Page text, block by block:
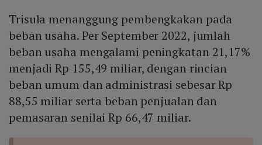
Trisula menanggung pembengkakan pada
beban usaha. Per September 2022, jumlah
beban usaha mengalami peningkatan 21,17%
menjadi Rp 155,49 miliar, dengan rincian
beban umum dan administrasi sebesar Rp
88,55 miliar serta beban penjualan dan
pemasaran senilai Rp 66,47 miliar.